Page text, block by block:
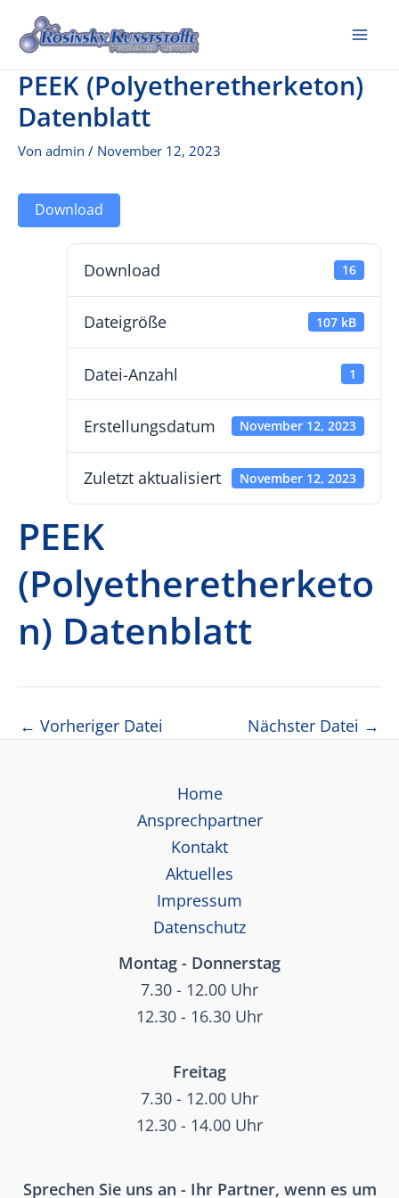
Inhalt
PEEK (Polyetheretherketon)
Datenblatt
Von admin / November 12, 2023
Download
Download 16
Dateigröße 107 kB
Datei-Anzahl 1
Erstellungsdatum November 12, 2023
Zuletzt aktualisiert November 12, 2023
PEEK
(Polyetheretherketo
n) Datenblatt
Beitragsnavigation
← Vorheriger Datei Nächster Datei →
Home
Ansprechpartner
Kontakt
Aktuelles
Impressum
Datenschutz
Montag - Donnerstag
7.30 - 12.00 Uhr
12.30 - 16.30 Uhr
Freitag
7.30 - 12.00 Uhr
12.30 - 14.00 Uhr
Sprechen Sie uns an - Ihr Partner, wenn es um